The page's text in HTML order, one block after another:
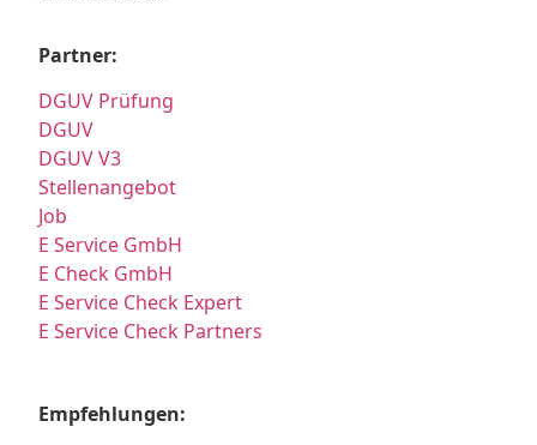
Partner:
DGUV Prüfung
DGUV
DGUV V3
Stellenangebot
Job
E Service GmbH
E Check GmbH
E Service Check Expert
E Service Check Partners
Empfehlungen: